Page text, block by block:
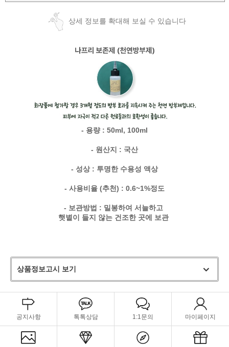
상세 정보를 확대해 보실 수 있습니다
- 용량 : 50ml, 100ml
- 원산지 : 국산
- 성상 : 투명한 수용성 액상
- 사용비율 (추천) : 0.6~1%정도
- 보관방법 : 밀봉하여 서늘하고
햇볕이 들지 않는 건조한 곳에 보관
상품정보고시 보기
공지사항 톡톡상담 1:1문의 마이페이지